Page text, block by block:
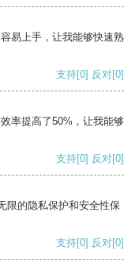
易上手，让我能够快速熟
支持[0] 反对[0]
率提高了50%，让我能够
支持[0] 反对[0]
限的隐私保护和安全性保
支持[0] 反对[0]